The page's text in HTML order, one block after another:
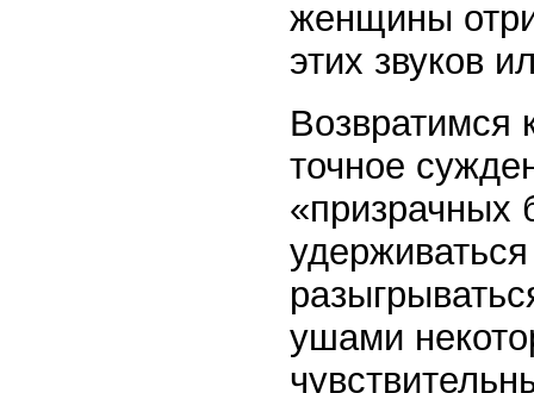
женщины
этих звуков
Возвратимся
точное
«призрачных
ушами